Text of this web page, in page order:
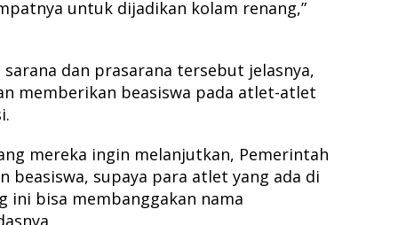
untuk dijadikan kolam renang,”
dan prasarana tersebut jelasnya,
memberikan beasiswa pada atlet-atlet
mereka ingin melanjutkan, Pemerintah
beasiswa, supaya para atlet yang ada di
ini bisa membanggakan nama